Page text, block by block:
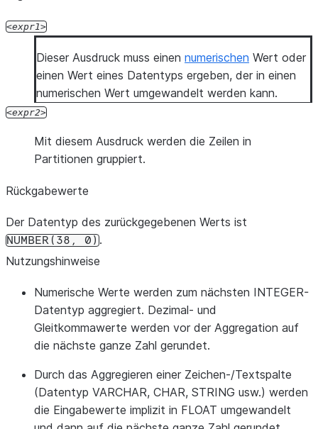
expr1
Dieser Ausdruck muss einen numerischen Wert oder
einen Wert eines Datentyps ergeben, der in einen
numerischen Wert umgewandelt werden kann.
expr2
Mit diesem Ausdruck werden die Zeilen in
Partitionen gruppiert.
Rückgabewerte
Der Datentyp des zurückgegebenen Werts ist
NUMBER(38, 0).
Nutzungshinweise
Numerische Werte werden zum nächsten INTEGER-
Datentyp aggregiert. Dezimal- und
Gleitkommawerte werden vor der Aggregation auf
die nächste ganze Zahl gerundet.
Durch das Aggregieren einer Zeichen-/Textspalte
(Datentyp VARCHAR, CHAR, STRING usw.) werden
die Eingabewerte implizit in FLOAT umgewandelt